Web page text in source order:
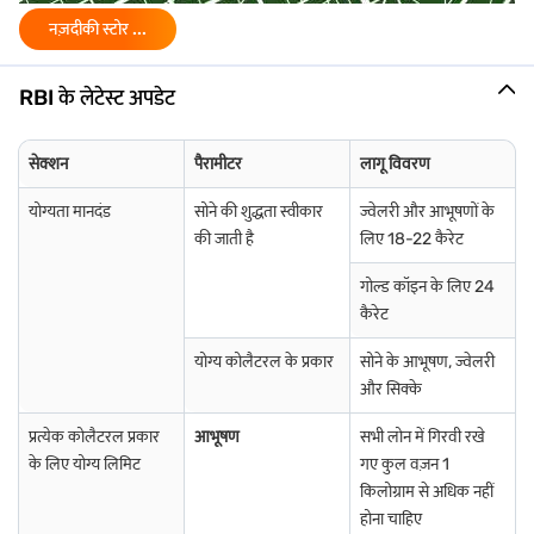
फायदे होते हैं. यहां कुछ लोकप्रिय तरीके दिए गए हैं:
यह सबसे पारंपरिक और सामान्य तरीका है. आप उदुमलपेट में
स्थानीय जौहरियों से सोने के आभूषण खरीद सकते हैं. अगर आप गोल्ड पहनना या
गिफ्ट करना चाहते हैं, लेकिन शुद्धता और मेकिंग चार्ज की जांच करना याद रखें.
निवेश विकल्प हैं जो गोल्ड की कीमत से लिंक होते हैं. आपको फिज़िकल गोल्ड नहीं
मिलता है, लेकिन आपका निवेश गोल्ड की मार्केट वैल्यू को दर्शाता है. यह उन लोगों
के लिए आदर्श है जो डिजिटल एसेट पसंद करते हैं और स्टोरेज और सुरक्षा की
भारत के गोल्ड बॉन्ड (SGBs), सॉवरेन बॉन्ड एक
सुरक्षित और स्मार्ट निवेश हैं. वे ब्याज का भुगतान करते हैं और मेच्योरिटी पर आपको
गोल्ड की वर्तमान मार्केट वैल्यू भी देते हैं. चोरी या शुद्धता की चिंताओं का कोई
जोखिम नहीं है, जिससे ये लॉन्ग-टर्म निवेशकों के लिए एक विश्वसनीय विकल्प बन
आप छोटी मात्रा में विभिन्न ऐप और ऑनलाइन प्लेटफॉर्म के माध्यम
करता है. आप इसे कभी भी बेच सकते हैं या ज़रूरत पड़ने पर इसे फिज़िकल गोल्ड
में बदल सकते हैं.
प्रत्येक विकल्प एक अलग लक्ष्य के लिए उपयुक्त है-अपने लिए सबसे अच्छा विकल्प
नज़दीकी स्टोर ...
RBI के लेटेस्ट अपडेट
सेक्शन पैरामीटर लागू विवरण
योग्यता मानदंड
सोने की शुद्धता स्वीकार
की जाती है
ज्वेलरी और आभूषणों के
लिए 18-22 कैरेट
गोल्ड कॉइन के लिए 24
कैरेट
योग्य कोलैटरल के प्रकार
सोने के आभूषण, ज्वेलरी
और सिक्के
प्रत्येक कोलैटरल प्रकार
के लिए योग्य लिमिट
आभूषण
सभी लोन में गिरवी रखे
गए कुल वज़न 1
किलोग्राम से अधिक नहीं
होना चाहिए